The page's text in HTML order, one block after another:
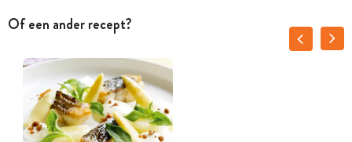
Of een ander recept?